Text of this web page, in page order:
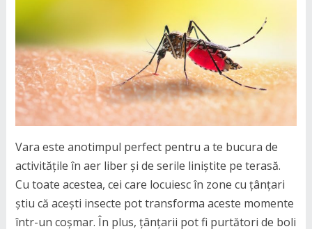
Vara este anotimpul perfect pentru a te bucura de
activitățile în aer liber și de serile liniștite pe terasă.
Cu toate acestea, cei care locuiesc în zone cu țânțari
știu că acești insecte pot transforma aceste momente
într-un coșmar. În plus, țânțarii pot fi purtători de boli